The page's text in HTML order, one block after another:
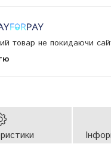
товар не покидаючи